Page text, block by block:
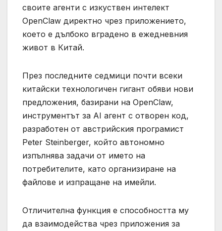
своите агенти с изкуствен интелект
OpenClaw директно чрез приложението,
което е дълбоко вградено в ежедневния
живот в Китай.
През последните седмици почти всеки
китайски технологичен гигант обяви нови
предложения, базирани на OpenClaw,
инструментът за AI агент с отворен код,
разработен от австрийския програмист
Peter Steinberger, който автономно
изпълнява задачи от името на
потребителите, като организиране на
файлове и изпращане на имейли.
Отличителна функция е способността му
да взаимодейства чрез приложения за